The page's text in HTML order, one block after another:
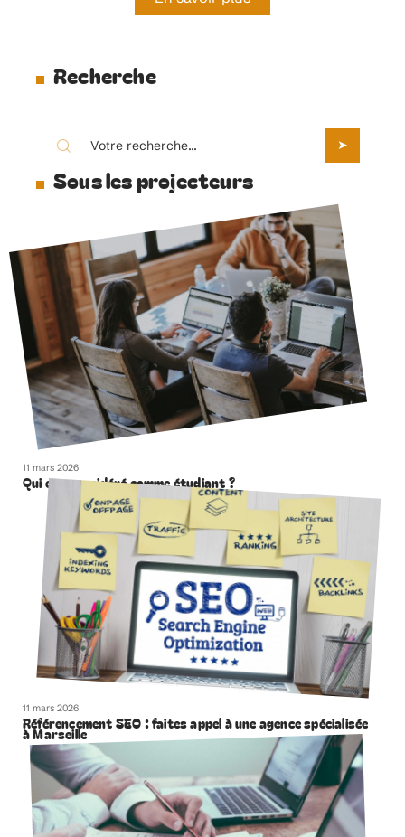
Recherche
Sous les projecteurs
11 mars 2026
Qui est considéré comme étudiant ?
11 mars 2026
Référencement SEO : faites appel à une agence spécialisée
à Marseille